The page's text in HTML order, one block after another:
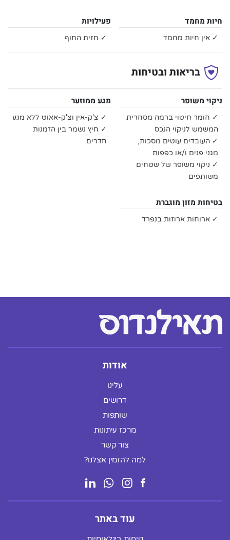
חיות מחמד
✓ אין חיות מחמד
פעילויות
✓ חזית החוף
בריאות ובטיחות
ניקוי משופר
✓ חומר חיטוי ברמה מסחרית
המשמש לניקוי הנכס
✓ העובדים עוטים מסכות,
מגני פנים ו/או כפפות
✓ ניקוי משופר של שטחים
משותפים
מגע ממוזער
✓ צ'ק-אין וצ'ק-אאוט ללא מגע
✓ חיץ נשמר בין הזמנות
חדרים
בטיחות מזון מוגברת
✓ ארוחות ארוזות בנפרד
אודות
עלינו
דרושים
שותפות
מרכז עיתונות
צור קשר
למה להזמין אצלנו?
עוד באתר